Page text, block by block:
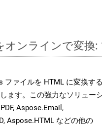
オンラインで変換
ファイルを HTML に変換す
ます。この強力なソリュー
Aspose.Email,
Aspose.HTML などの他の